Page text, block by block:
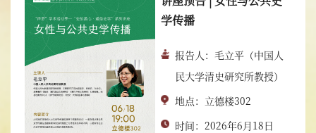
学传播
报告人：毛立平（中国人
民大学清史研究所教授）
地点：立德楼302
时间：2026年6月18日